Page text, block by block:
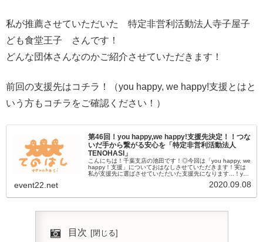
私が推薦させていただいた 特定非営利活動法人寺子屋子
ども食堂王子 さんです！
どんな団体さんなのかご紹介させていただきます！
前回の支援先はコチラ！（you happy, we happy!支援とはと
いう方もコチラをご確認ください！）
第46回！you happy,we happy!支援先決定！！つな
いだ手から繋がる安心を「特定非営利活動法人
TENOHASI」
こんにちは！千葉支店の池田です！◎今回は「you happy, we
happy！支援」についておはなしさせていただきます！実は
私が支援先に選ばさせていただいた支援先になります...！you
event22.net 2020.09.08
目次